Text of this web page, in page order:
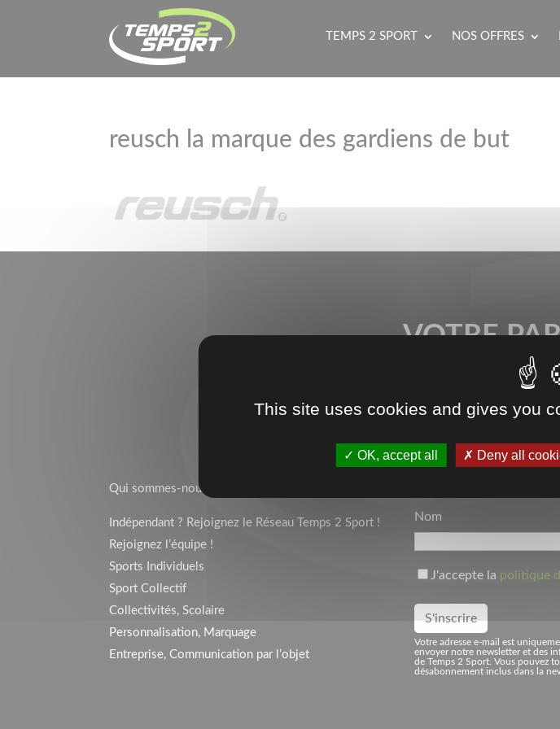
TEMPS 2 SPORT NOS OFFRES
reusch la marque des gardiens de but
VOTRE
SPORT &
Qui sommes-nous ?
Indépendant ? Rejoignez le Réseau Temps 2 Sport !
Rejoignez l’équipe !
Sports Individuels
Sport Collectif
Collectivités, Scolaire
Personnalisation, Marquage
Entreprise, Communication par l’objet
Votre Adresse Mail*
Nom
J'accepte la politique
Votre adresse e-mail est
envoyer notre newsletter et des
de Temps 2 Sport. Vous pouvez
désabonnement inclus dans la
This site uses cookies and gives you
OK, accept all Deny all